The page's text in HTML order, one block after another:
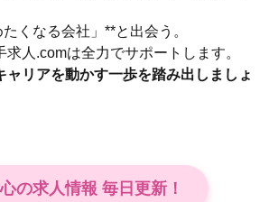
くなる会社」**と出会う。
人.comは全力でサポートします。
ャリアを動かす一歩を踏み出しましょ
の求人情報 毎日更新！